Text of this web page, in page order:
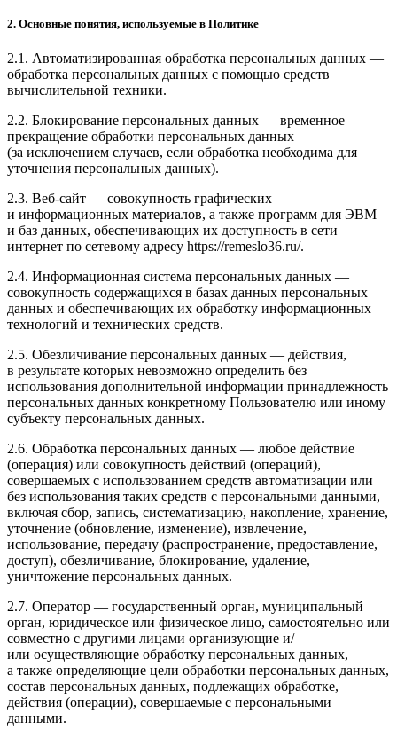
2. Основные понятия, используемые в Политике
2.1. Автоматизированная обработка персональных данных —
обработка персональных данных с помощью средств
вычислительной техники.
2.2. Блокирование персональных данных — временное
прекращение обработки персональных данных
(за исключением случаев, если обработка необходима для
уточнения персональных данных).
2.3. Веб-сайт — совокупность графических
и информационных материалов, а также программ для ЭВМ
и баз данных, обеспечивающих их доступность в сети
интернет по сетевому адресу https://remeslo36.ru/.
2.4. Информационная система персональных данных —
совокупность содержащихся в базах данных персональных
данных и обеспечивающих их обработку информационных
технологий и технических средств.
2.5. Обезличивание персональных данных — действия,
в результате которых невозможно определить без
использования дополнительной информации принадлежность
персональных данных конкретному Пользователю или иному
субъекту персональных данных.
2.6. Обработка персональных данных — любое действие
(операция) или совокупность действий (операций),
совершаемых с использованием средств автоматизации или
без использования таких средств с персональными данными,
включая сбор, запись, систематизацию, накопление, хранение,
уточнение (обновление, изменение), извлечение,
использование, передачу (распространение, предоставление,
доступ), обезличивание, блокирование, удаление,
уничтожение персональных данных.
2.7. Оператор — государственный орган, муниципальный
орган, юридическое или физическое лицо, самостоятельно или
совместно с другими лицами организующие и/
или осуществляющие обработку персональных данных,
а также определяющие цели обработки персональных данных,
состав персональных данных, подлежащих обработке,
действия (операции), совершаемые с персональными
данными.